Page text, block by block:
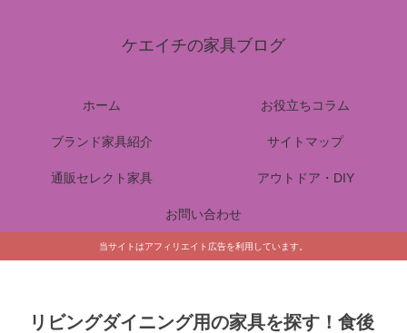
ケエイチの家具ブログ
ホーム お役立ちコラム
ブランド家具紹介 サイトマップ
通販セレクト家具 アウトドア・DIY
お問い合わせ
当サイトはアフィリエイト広告を利用しています。
リビングダイニング用の家具を探す！食後